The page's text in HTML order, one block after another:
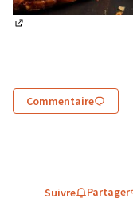
Commentaire
Suivre Partager